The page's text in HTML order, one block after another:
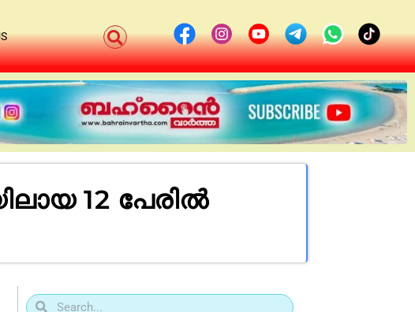
12 പേരില്‍